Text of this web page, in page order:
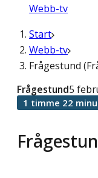
Webb-tv
Start
Webb-tv
Frågestund
Frågestund5
1 timme 22